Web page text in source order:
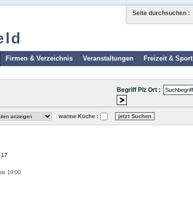
Seite durchsuchen :
Firmen & Verzeichnis Veranstaltungen Freizeit & Sport
Begriff Plz Ort :
warme Küche :
19:00